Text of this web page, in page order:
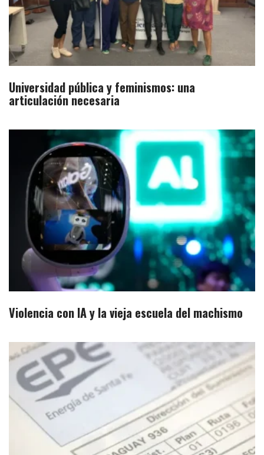
Universidad pública y feminismos: una
articulación necesaria
Violencia con IA y la vieja escuela del machismo